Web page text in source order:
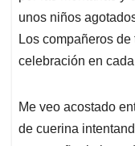
unos niños
Los compañeros
celebración en
Me veo acostado
de cuerina